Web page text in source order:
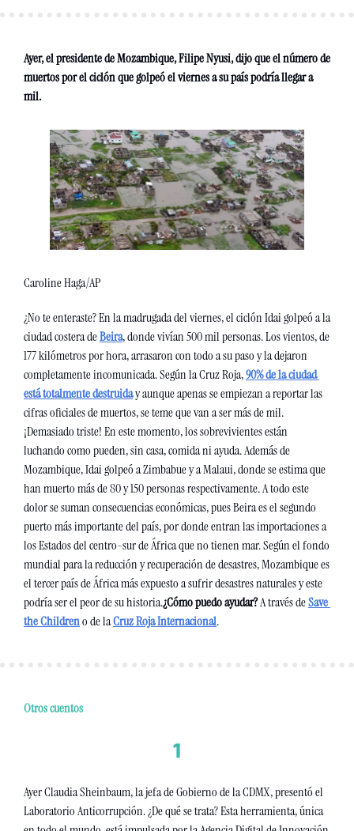
Ayer, el presidente de Mozambique, Filipe Nyusi, dijo que el número de
muertos por el ciclón que golpeó el viernes a su país podría llegar a
mil.
Caroline Haga/AP
¿No te enteraste? En la madrugada del viernes, el ciclón Idai golpeó a la
ciudad costera de Beira, donde vivían 500 mil personas. Los vientos, de
177 kilómetros por hora, arrasaron con todo a su paso y la dejaron
completamente incomunicada. Según la Cruz Roja, 90% de la ciudad
está totalmente destruida y aunque apenas se empiezan a reportar las
cifras oficiales de muertos, se teme que van a ser más de mil.
¡Demasiado triste! En este momento, los sobrevivientes están
luchando como pueden, sin casa, comida ni ayuda. Además de
Mozambique, Idai golpeó a Zimbabue y a Malaui, donde se estima que
han muerto más de 80 y 150 personas respectivamente. A todo este
dolor se suman consecuencias económicas, pues Beira es el segundo
puerto más importante del país, por donde entran las importaciones a
los Estados del centro-sur de África que no tienen mar. Según el fondo
mundial para la reducción y recuperación de desastres, Mozambique es
el tercer país de África más expuesto a sufrir desastres naturales y este
podría ser el peor de su historia.¿Cómo puedo ayudar? A través de Save
the Children o de la Cruz Roja Internacional.
Otros cuentos
Ayer Claudia Sheinbaum, la jefa de Gobierno de la CDMX, presentó el
Laboratorio Anticorrupción. ¿De qué se trata? Esta herramienta, única